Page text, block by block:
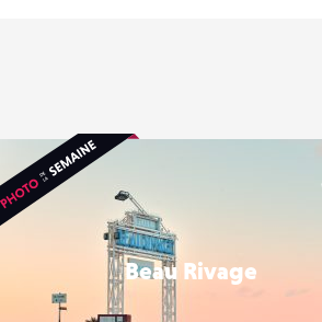
Beau Rivage